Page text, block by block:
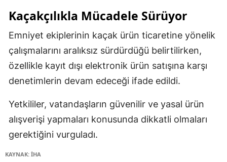
Kaçakçılıkla Mücadele Sürüyor
Emniyet ekiplerinin kaçak ürün ticaretine yönelik
çalışmalarını aralıksız sürdürdüğü belirtilirken,
özellikle kayıt dışı elektronik ürün satışına karşı
denetimlerin devam edeceği ifade edildi.
Yetkililer, vatandaşların güvenilir ve yasal ürün
alışverişi yapmaları konusunda dikkatli olmaları
gerektiğini vurguladı.
KAYNAK: İHA